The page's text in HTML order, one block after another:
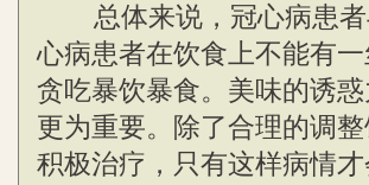
总体来说，冠心病患者
心病患者在饮食上不能有
贪吃暴饮暴食。美味的诱
更为重要。除了合理的调
积极治疗，只有这样病情